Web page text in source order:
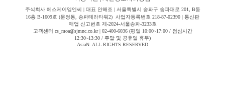
주식회사 에스제이엠엔씨 | 대표 안해조 | 서울특별시 송파구 송파대로 201, B동
16층 B-1609호 (문정동, 송파테라타워2) 사업자등록번호 218-87-02390 | 통신판
매업 신고번호 제-2024-서울송파-3233호
고객센터 cs_moa@sjmnc.co.kr | 02-400-6036 (평일 10:00~17:00 / 점심시간
12:30~13:30 / 주말 및 공휴일 휴무)
AsiaN. ALL RIGHTS RESERVED